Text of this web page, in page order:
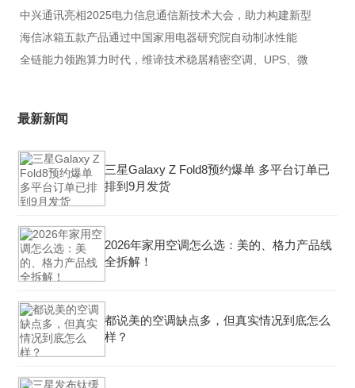
中兴通讯亮相2025电力信息通信新技术大会，助力构建新型
海信冰箱五款产品通过中国家用电器研究院自动制冰性能
全链能力领跑算力时代，维谛技术稳居精密空调、UPS、微
最新新闻
三星Galaxy Z Fold8预约爆单 多平台订单已
排到9月发货
2026年家用空调怎么选：美的、格力产品线
全拆解！
都说美的空调缺点多，但真实情况到底怎么
样？